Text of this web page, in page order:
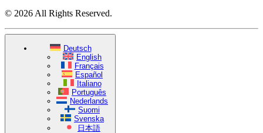
© 2026 All Rights Reserved.
Deutsch
English
Français
Español
Italiano
Português
Nederlands
Suomi
Svenska
日本語